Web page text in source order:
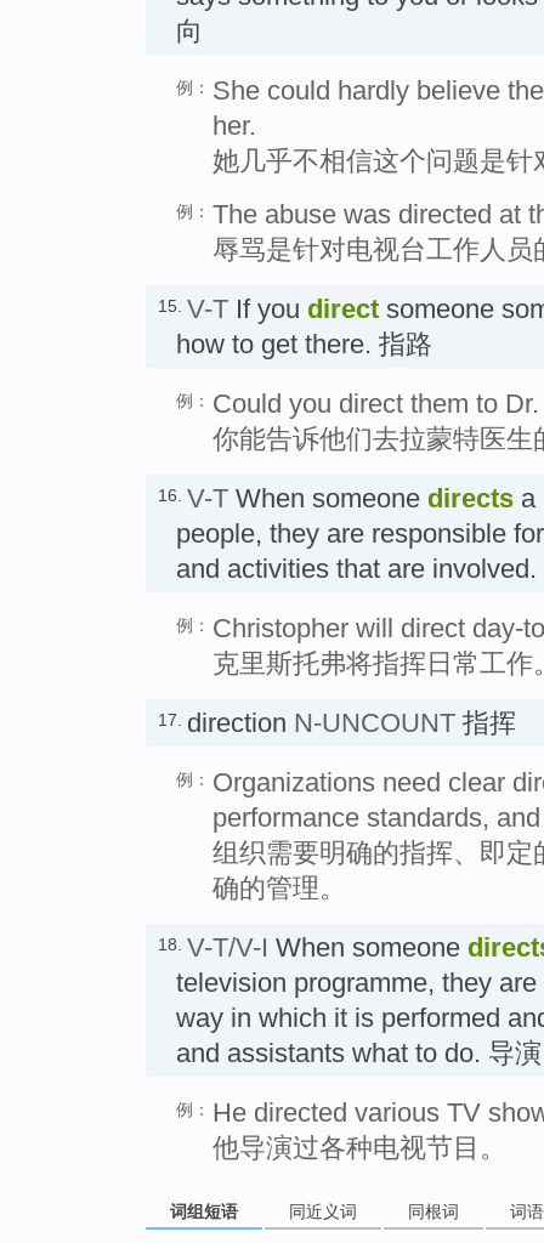
向
例： She could hardly believe
her.
她几乎不相信这个问题是针
例： The abuse was directed at
辱骂是针对电视台工作人员
15. V-T If you direct someone
how to get there. 指路
例： Could you direct them to
你能告诉他们去拉蒙特医生
16. V-T When someone directs a
people, they are responsible
and activities that are involved.
例： Christopher will direct day-
克里斯托弗将指挥日常工作
17. direction N-UNCOUNT 指挥
例： Organizations need clear
performance standards,
组织需要明确的指挥、即
确的管理。
18. V-T/V-I When someone
television programme, they
way in which it is performed
and assistants what to do. 导演
例： He directed various TV
他导演过各种电视节目。
词组短语 同近义词 同根词 词